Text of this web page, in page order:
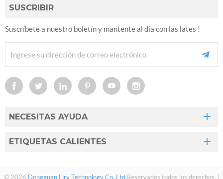
SUSCRIBIR
Suscríbete a nuestro boletín y mantente al día con las lates !
NECESITAS AYUDA
ETIQUETAS CALIENTES
© 2026 Dongguan Liry Technology Co.,Ltd.Reservados todos los derechos. |